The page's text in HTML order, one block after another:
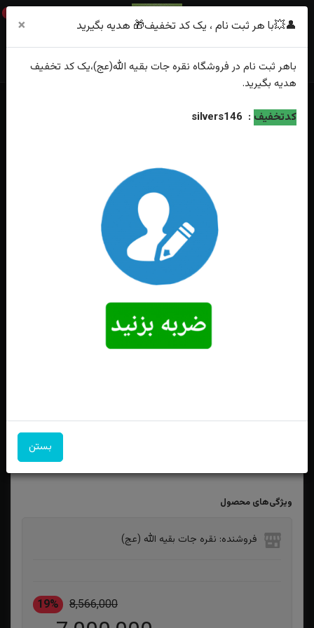
0
خانه فهرست محصولات
ویژگی‌های محصول
فروشنده: نقره جات بقیه الله (عج)
8,566,000
19%
👤💥با هر ثبت نام ، یک کد تخفیف🎁 هدیه بگیرید ×
باهر ثبت نام در فروشگاه نقره جات بقیه الله(عج)،یک کد تخفیف
هدیه بگیرید.
کدتخفیف :
silvers146
بستن